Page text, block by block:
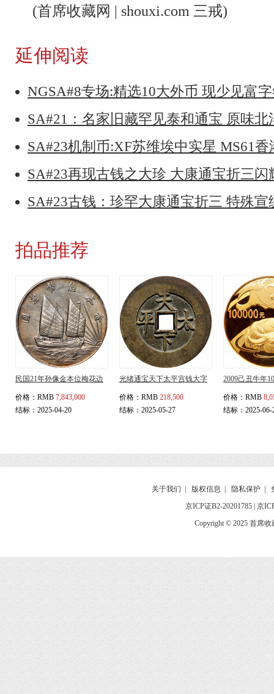
(首席收藏网 | shouxi.com 三戒)
延伸阅读
NGSA#8专场:精选10大外币 现少见富
SA#21：名家旧藏罕见泰和通宝 原味
SA#23机制币:XF苏维埃中实星 MS61
SA#23再现古钱之大珍 大康通宝折三
SA#23古钱：珍罕大康通宝折三 特殊
拍品推荐
民国21年孙像金本位梅花边
价格： RMB 7,843,000
结标：2025-04-20
光绪通宝天下太平宫钱大字
价格： RMB 218,500
结标：2025-05-27
2009己丑牛年
价格： RMB
结标：2025-06-
关于我们 版权信息 隐私保护
京ICP证B2-20201785 京
Copyright © 2025 首席收